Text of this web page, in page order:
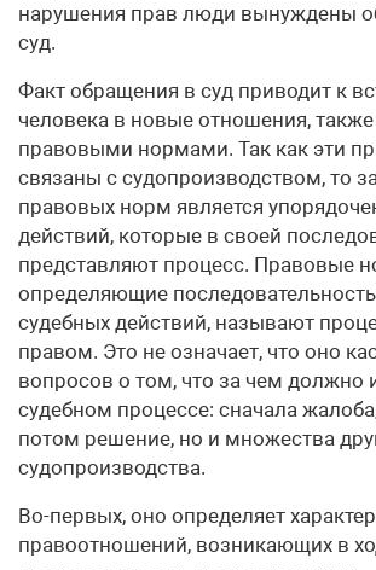
нарушения прав люди вынуждены
суд.
Факт обращения в суд приводит к
человека в новые отношения,
правовыми нормами. Так как эти
связаны с судопроизводством, то
правовых норм является
действий, которые в своей
представляют процесс. Правовые
определяющие
судебных действий, называют
правом. Это не означает, что оно
вопросов о том, что за чем должно
судебном процессе: сначала
потом решение, но и множества
судопроизводства.
Во-первых, оно определяет характер
правоотношений, возникающих в